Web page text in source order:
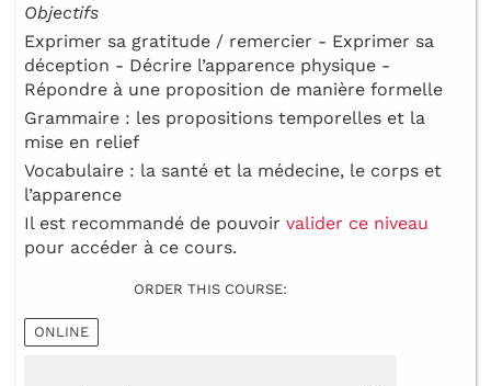
Objectifs
Exprimer sa gratitude / remercier - Exprimer sa
déception - Décrire l’apparence physique -
Répondre à une proposition de manière formelle
Grammaire : les propositions temporelles et la
mise en relief
Vocabulaire : la santé et la médecine, le corps et
l’apparence
Il est recommandé de pouvoir valider ce niveau
pour accéder à ce cours.
ORDER THIS COURSE:
ONLINE